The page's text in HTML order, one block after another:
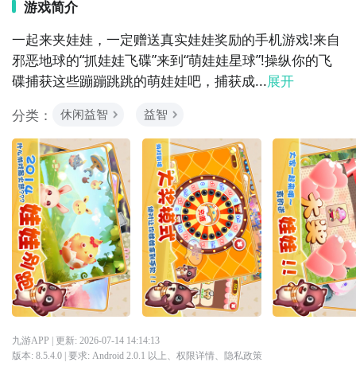
游戏简介
一起来夹娃娃，一定赠送真实娃娃奖励的手机游戏!来自
邪恶地球的“抓娃娃飞碟”来到“萌娃娃星球”!操纵你的飞
碟捕获这些蹦蹦跳跳的萌娃娃吧，捕获成...展开
分类：
休闲益智 益智
九游APP | 更新: 2026-07-14 14:14:13
版本: 8.5.4.0| 要求: Android 2.0.1 以上、 权限详情、 隐私政策